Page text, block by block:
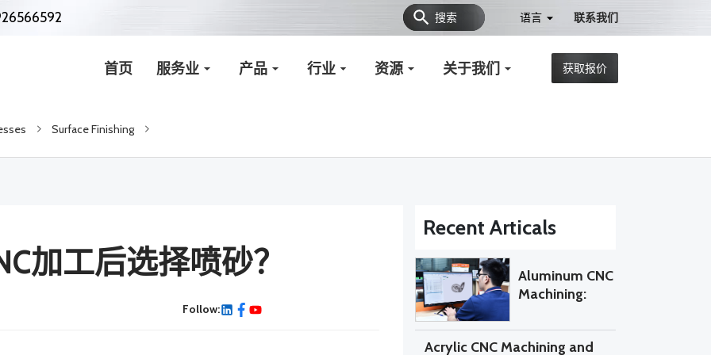
搜索 语言 联系我们
首页 服务业 产品 行业 资源 关于我们 获取报价
Surface Finishing
Recent Articals
Aluminum CNC
Machining:
Custom Parts
Require 5-Axis
Acrylic CNC Machining and
加工后选择喷砂？
Follow: